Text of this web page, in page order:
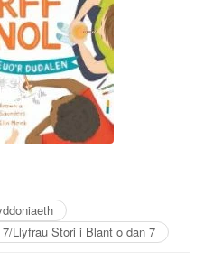
Llyfrau Stori i Blant o dan 7